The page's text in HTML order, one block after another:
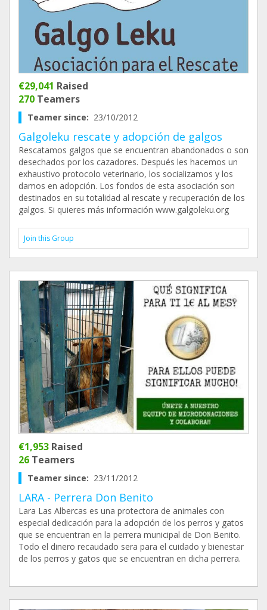
€29,041 Raised
270 Teamers
Teamer since: 23/10/2012
Galgoleku rescate y adopción de galgos
Rescatamos galgos que se encuentran abandonados o son
desechados por los cazadores. Después les hacemos un
exhaustivo protocolo veterinario, los socializamos y los
damos en adopción. Los fondos de esta asociación son
destinados en su totalidad al rescate y recuperación de los
galgos. Si quieres más información www.galgoleku.org
Join this Group
€1,953 Raised
26 Teamers
Teamer since: 23/11/2012
LARA - Perrera Don Benito
Lara Las Albercas es una protectora de animales con
especial dedicación para la adopción de los perros y gatos
que se encuentran en la perrera municipal de Don Benito.
Todo el dinero recaudado sera para el cuidado y bienestar
de los perros y gatos que se encuentran en dicha perrera.